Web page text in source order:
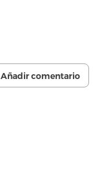
Añadir comentario